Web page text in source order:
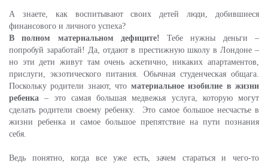
А знаете, как воспитывают своих детей люди, добившиеся
финансового и личного успеха?
В полном материальном дефиците! Тебе нужны деньги –
попробуй заработай! Да, отдают в престижную школу в Лондоне –
но эти дети живут там очень аскетично, никаких апартаментов,
прислуги, экзотического питания. Обычная студенческая общага.
Поскольку родители знают, что материальное изобилие в жизни
ребенка – это самая большая медвежья услуга, которую могут
сделать родители своему ребенку. Это самое большое несчастье в
жизни ребенка и самое большое препятствие на пути познания
себя.
Ведь понятно, когда все уже есть, зачем стараться и чего-то